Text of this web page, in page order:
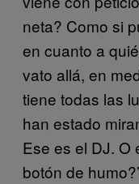
neta? Como si
en cuanto a
vato allá, en
tiene todas las
han estado
Ese es el DJ. O
botón de